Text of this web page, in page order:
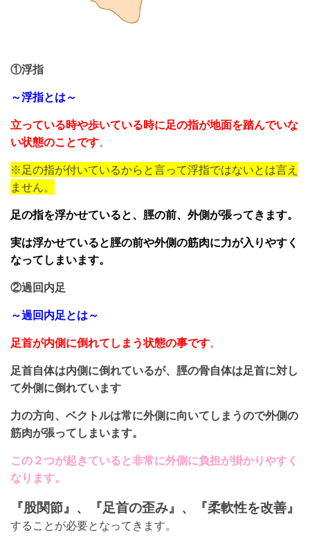
①浮指
～浮指とは～
立っている時や歩いている時に足の指が地面を踏んでいな
い状態のことです。
※足の指が付いているからと言って浮指ではないとは言え
ません。
足の指を浮かせていると、脛の前、外側が張ってきます。
実は浮かせていると脛の前や外側の筋肉に力が入りやすく
なってしまいます。
②過回内足
～過回内足とは～
足首が内側に倒れてしまう状態の事です。
足首自体は内側に倒れているが、脛の骨自体は足首に対し
て外側に倒れています
力の方向、ベクトルは常に外側に向いてしまうので外側の
筋肉が張ってしまいます。
この２つが起きていると非常に外側に負担が掛かりやすく
なります。
『股関節』、『足首の歪み』、『柔軟性を改善』
することが必要となってきます。